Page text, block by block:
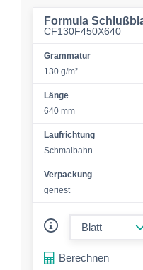
Formula
CF130F450X640
Grammatur
130 g/m²
Länge
640 mm
Laufrichtung
Schmalbahn
Verpackung
geriest
Berechnen